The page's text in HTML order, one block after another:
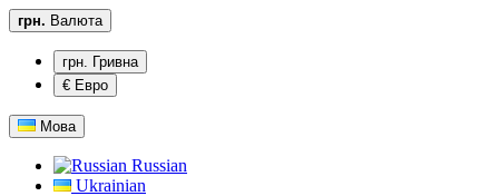
грн. Валюта
грн. Гривна
€ Евро
Мова
Russian
Ukrainian